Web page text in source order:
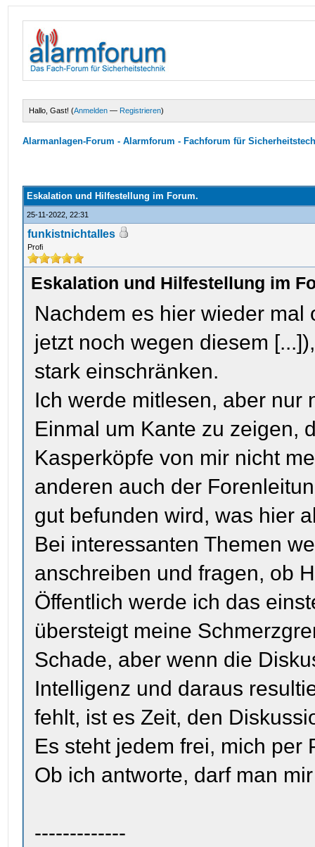
Hallo, Gast! (Anmelden — Registrieren)
Alarmanlagen-Forum - Alarmforum - Fachforum für
Eskalation und Hilfestellung im Forum.
25-11-2022, 22:31
funkistnichtalles
Profi
Eskalation und Hilfestellung im
Nachdem es hier wieder mal
jetzt noch wegen diesem
stark einschränken.
Ich werde mitlesen, aber nur
Einmal um Kante zu zeigen,
Kasperköpfe von mir nicht
anderen auch der
gut befunden wird, was hier
Bei interessanten Themen
anschreiben und fragen, ob
Öffentlich werde ich das
übersteigt meine
Schade, aber wenn die
Intelligenz und daraus
fehlt, ist es Zeit, den
Es steht jedem frei, mich per
Ob ich antworte, darf man
-------------